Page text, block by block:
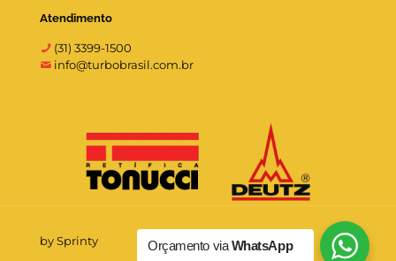
Atendimento
(31) 3399-1500
info@turbobrasil.com.br
by Sprinty Orçamento viaWhatsApp